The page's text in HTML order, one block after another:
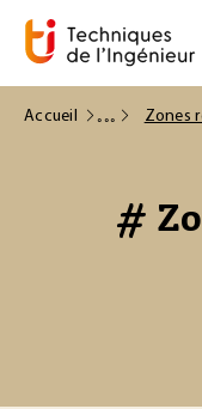
Accueil Zones
#